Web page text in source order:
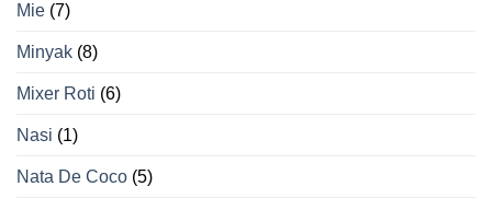
Mie (7)
Minyak (8)
Mixer Roti (6)
Nasi (1)
Nata De Coco (5)